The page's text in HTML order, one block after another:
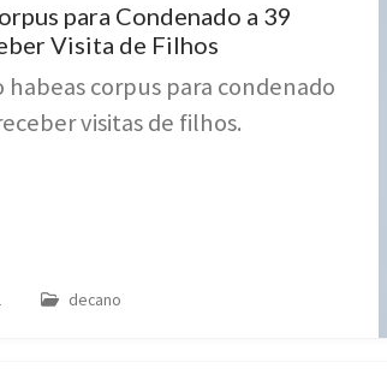
para Condenado a 39
Visita de Filhos
habeas corpus para condenado
visitas de filhos.
decano